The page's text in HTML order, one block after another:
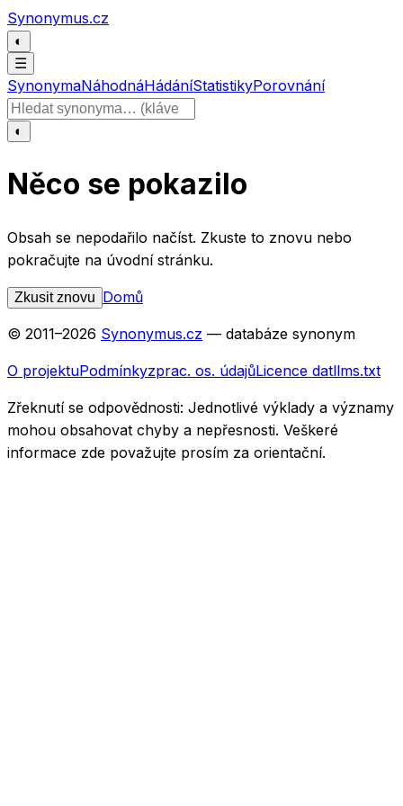
Přeskočit na obsah
Synonymus.cz
◐
☰
SynonymaNáhodnáHádáníStatistikyPorovnání
Hledat slovo
◐
Něco se pokazilo
Obsah se nepodařilo načíst. Zkuste to znovu nebo
pokračujte na úvodní stránku.
Zkusit znovu Domů
© 2011–2026 Synonymus.cz — databáze synonym
O projektuPodmínkyzprac. os. údajůLicence datllms.txt
Zřeknutí se odpovědnosti: Jednotlivé výklady a významy
mohou obsahovat chyby a nepřesnosti. Veškeré
informace zde považujte prosím za orientační.